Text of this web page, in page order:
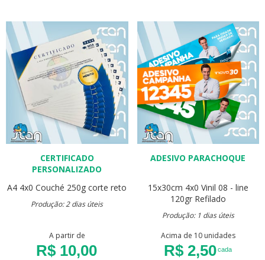
CERTIFICADO
PERSONALIZADO
A4 4x0 Couché 250g corte reto
Produção: 2 dias úteis
A partir de
R$ 10,00
ADESIVO PARACHOQUE
15x30cm 4x0 Vinil 08 - line
120gr Refilado
Produção: 1 dias úteis
Acima de 10 unidades
R$ 2,50cada